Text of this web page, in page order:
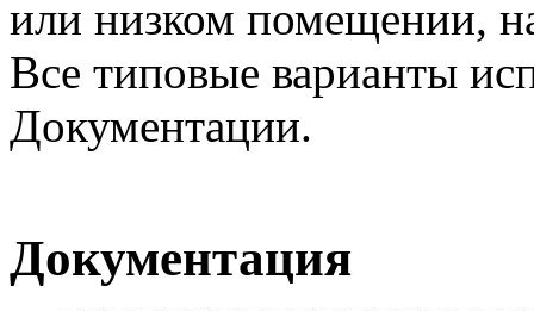
или низком помещении,
Все типовые варианты
Документации.
Документация